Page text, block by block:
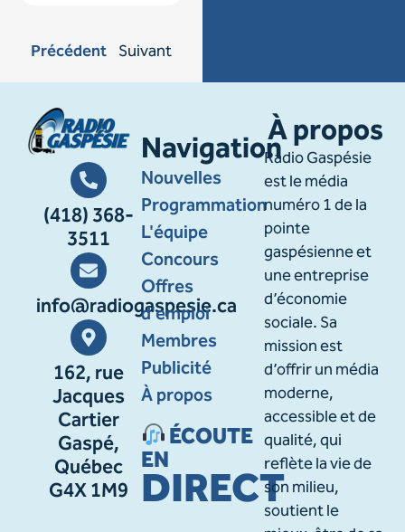
Précédent Suivant
(418) 368-
3511
info@radiogaspesie.ca
162, rue
Jacques
Cartier
Gaspé,
Québec
G4X 1M9
Navigation
Nouvelles
Programmation
L'équipe
Concours
Offres
d'emploi
Membres
Publicité
À propos
ÉCOUTE
EN
DIRECT
À propos
Radio Gaspésie
est le média
numéro 1 de la
pointe
gaspésienne et
une entreprise
d’économie
sociale. Sa
mission est
d’offrir un média
moderne,
accessible et de
qualité, qui
reflète la vie de
son milieu,
soutient le